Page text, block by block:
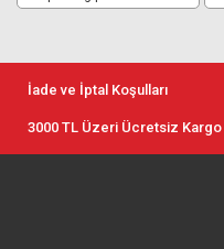
İade ve İptal Koşulları
3000 TL Üzeri Ücretsiz Kargo